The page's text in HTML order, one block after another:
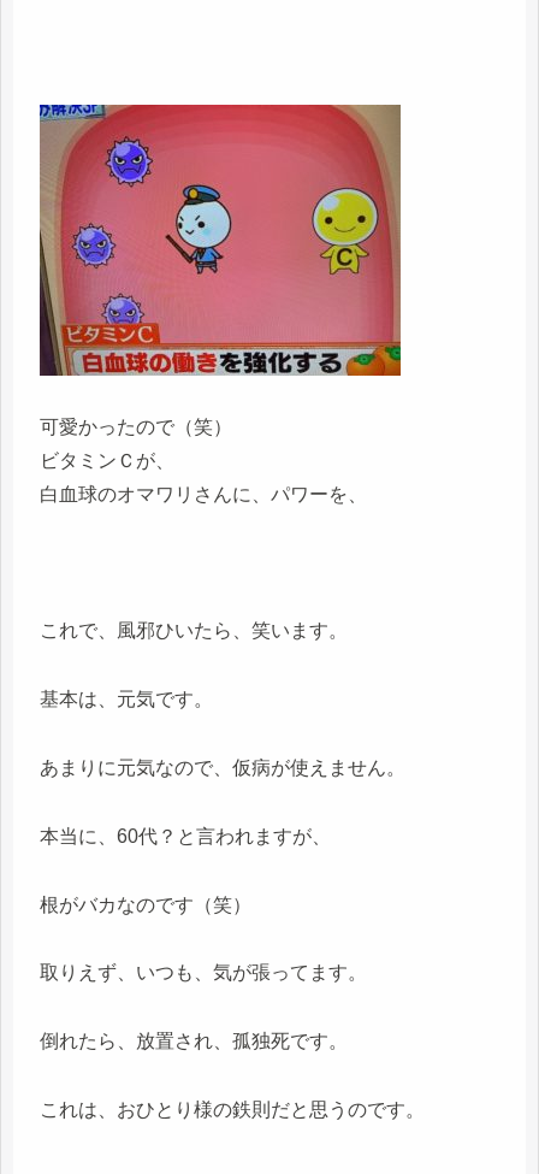
可愛かったので（笑）
ビタミンＣが、
白血球のオマワリさんに、パワーを、
これで、風邪ひいたら、笑います。
基本は、元気です。
あまりに元気なので、仮病が使えません。
本当に、60代？と言われますが、
根がバカなのです（笑）
取りえず、いつも、気が張ってます。
倒れたら、放置され、孤独死です。
これは、おひとり様の鉄則だと思うのです。